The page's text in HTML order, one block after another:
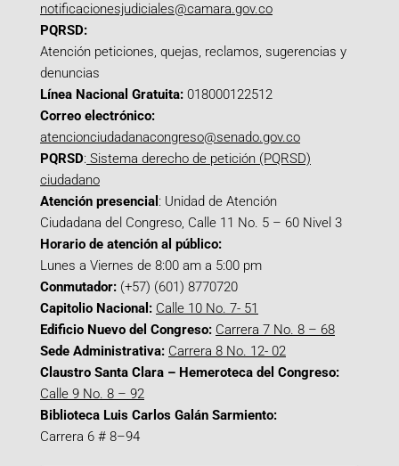
notificacionesjudiciales@camara.gov.co
PQRSD:
Atención peticiones, quejas, reclamos, sugerencias y
denuncias
Línea Nacional Gratuita: 018000122512
Correo electrónico:
atencionciudadanacongreso@senado.gov.co
PQRSD: Sistema derecho de petición (PQRSD)
ciudadano
Atención presencial : Unidad de Atención
Ciudadana del Congreso, Calle 11 No. 5 – 60 Nivel 3
Horario de atención al público:
Lunes a Viernes de 8:00 am a 5:00 pm
Conmutador: (+57) (601) 8770720
Capitolio Nacional: Calle 10 No. 7- 51
Edificio Nuevo del Congreso: Carrera 7 No. 8 – 68
Sede Administrativa: Carrera 8 No. 12- 02
Claustro Santa Clara – Hemeroteca del Congreso:
Calle 9 No. 8 – 92
Biblioteca Luis Carlos Galán Sarmiento:
Carrera 6 # 8–94